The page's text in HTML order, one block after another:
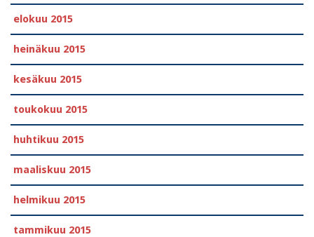
elokuu 2015
heinäkuu 2015
kesäkuu 2015
toukokuu 2015
huhtikuu 2015
maaliskuu 2015
helmikuu 2015
tammikuu 2015